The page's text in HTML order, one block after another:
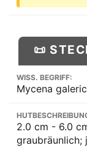
📜
WISS. BEGRIFF:
Mycena
2.0 cm - 6.0